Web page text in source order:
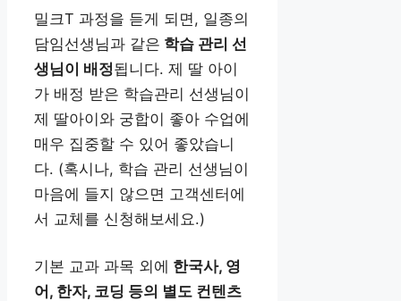
밀크T 과정을 듣게 되면, 일종의
담임선생님과 같은 학습 관리 선
생님이 배정됩니다. 제 딸 아이
가 배정 받은 학습관리 선생님이
제 딸아이와 궁합이 좋아 수업에
매우 집중할 수 있어 좋았습니
다. (혹시나, 학습 관리 선생님이
마음에 들지 않으면 고객센터에
서 교체를 신청해보세요.)
기본 교과 과목 외에 한국사, 영
어, 한자, 코딩 등의 별도 컨텐츠